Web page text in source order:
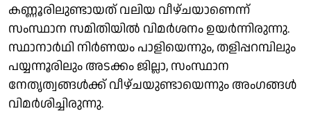
കണ്ണൂരിലുണ്ടായത് വലിയ വീഴ്ചയാണെന്ന്
സംസ്ഥാന സമിതിയിൽ വിമർശനം ഉയർന്നിരുന്നു.
സ്ഥാനാർഥി നിർണയം പാളിയെന്നും, തളിപ്പറമ്പിലും
പയ്യന്നൂരിലും അടക്കം ജില്ലാ, സംസ്ഥാന
നേതൃത്വങ്ങൾക്ക് വീഴ്ചയുണ്ടായെന്നും അംഗങ്ങൾ
വിമർശിച്ചിരുന്നു.